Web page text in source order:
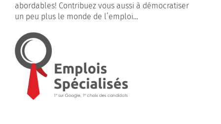
abordables! Contribuez vous aussi à démocratiser
un peu plus le monde de l’emploi…